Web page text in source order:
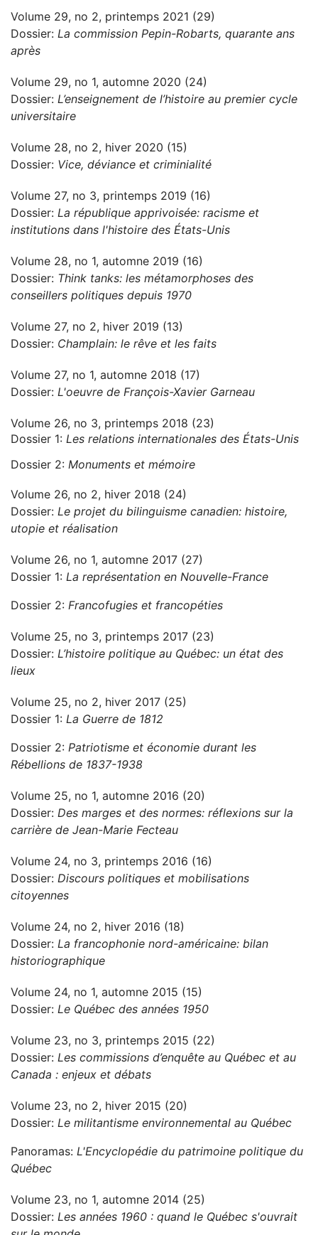
Volume 29, no 2, printemps 2021 (29)
Dossier: La commission Pepin-Robarts, quarante ans
après
Volume 29, no 1, automne 2020 (24)
Dossier: L’enseignement de l’histoire au premier cycle
universitaire
Volume 28, no 2, hiver 2020 (15)
Dossier: Vice, déviance et criminialité
Volume 27, no 3, printemps 2019 (16)
Dossier: La république apprivoisée: racisme et
institutions dans l'histoire des États-Unis
Volume 28, no 1, automne 2019 (16)
Dossier: Think tanks: les métamorphoses des
conseillers politiques depuis 1970
Volume 27, no 2, hiver 2019 (13)
Dossier: Champlain: le rêve et les faits
Volume 27, no 1, automne 2018 (17)
Dossier: L'oeuvre de François-Xavier Garneau
Volume 26, no 3, printemps 2018 (23)
Dossier 1: Les relations internationales des États-Unis
Dossier 2: Monuments et mémoire
Volume 26, no 2, hiver 2018 (24)
Dossier: Le projet du bilinguisme canadien: histoire,
utopie et réalisation
Volume 26, no 1, automne 2017 (27)
Dossier 1: La représentation en Nouvelle-France
Dossier 2: Francofugies et francopéties
Volume 25, no 3, printemps 2017 (23)
Dossier: L’histoire politique au Québec: un état des
lieux
Volume 25, no 2, hiver 2017 (25)
Dossier 1: La Guerre de 1812
Dossier 2: Patriotisme et économie durant les
Rébellions de 1837-1938
Volume 25, no 1, automne 2016 (20)
Dossier: Des marges et des normes: réflexions sur la
carrière de Jean-Marie Fecteau
Volume 24, no 3, printemps 2016 (16)
Dossier: Discours politiques et mobilisations
citoyennes
Volume 24, no 2, hiver 2016 (18)
Dossier: La francophonie nord-américaine: bilan
historiographique
Volume 24, no 1, automne 2015 (15)
Dossier: Le Québec des années 1950
Volume 23, no 3, printemps 2015 (22)
Dossier: Les commissions d’enquête au Québec et au
Canada : enjeux et débats
Volume 23, no 2, hiver 2015 (20)
Dossier: Le militantisme environnemental au Québec
Panoramas: L'Encyclopédie du patrimoine politique du
Québec
Volume 23, no 1, automne 2014 (25)
Dossier: Les années 1960 : quand le Québec s'ouvrait